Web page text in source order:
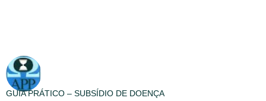
GUIA PRÁTICO – SUBSÍDIO DE DOENÇA